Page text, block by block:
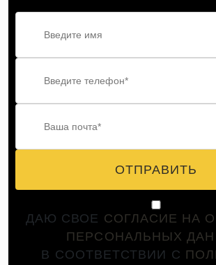
ОТПРАВИТЬ
ДАЮ СВОЕ СОГЛАСИЕ НА
ПЕРСОНАЛЬНЫХ
В СООТВЕТСТВИИ С